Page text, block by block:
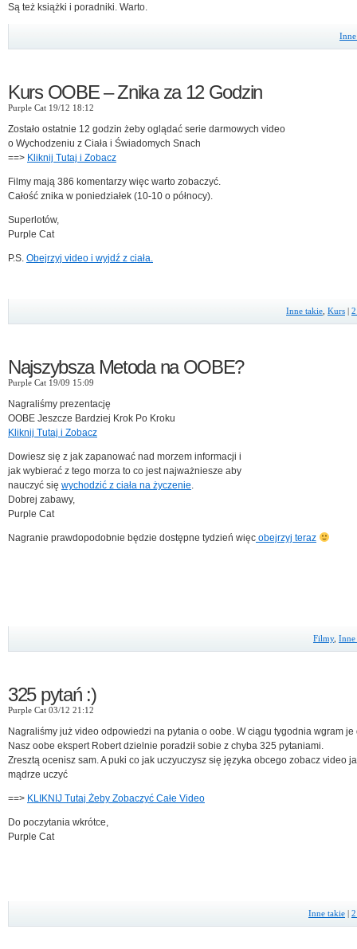
Są też książki i poradniki. Warto.
Kurs OOBE – Znika za 12 Godzin
Purple Cat 19/12 18:12
Zostało ostatnie 12 godzin żeby oglądać serie darmowych video
o Wychodzeniu z Ciała i Świadomych Snach
==> Kliknij Tutaj i Zobacz
Filmy mają 386 komentarzy więc warto zobaczyć.
Całość znika w poniedziałek (10-10 o północy).
Superlotów,
Purple Cat
P.S. Obejrzyj video i wyjdź z ciała.
Inne takie Kurs
Najszybsza Metoda na OOBE?
Purple Cat 19/09 15:09
Nagraliśmy prezentację
OOBE Jeszcze Bardziej Krok Po Kroku
Kliknij Tutaj i Zobacz
Dowiesz się z jak zapanować nad morzem informacji i
jak wybierać z tego morza to co jest najważniesze aby
nauczyć się wychodzić z ciała na życzenie.
Dobrej zabawy,
Purple Cat
Nagranie prawdopodobnie będzie dostępne tydzień więc obejrzyj teraz
Filmy, Inne
325 pytań :)
Purple Cat 03/12 21:12
Nagraliśmy już video odpowiedzi na pytania o oobe. W ciągu tygodnia wgram je
Nasz oobe ekspert Robert dzielnie poradził sobie z chyba 325 pytaniami.
Zresztą ocenisz sam. A puki co jak uczyuczysz się języka obcego zobacz video
mądrze uczyć
==> KLIKNIJ Tutaj Żeby Zobaczyć Całe Video
Do poczytania wkrótce,
Purple Cat
Inne takie